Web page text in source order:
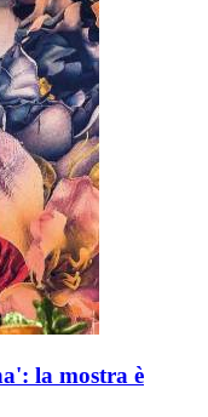
la mostra è